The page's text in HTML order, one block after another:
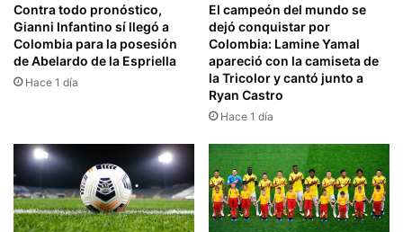
Contra todo pronóstico,
Gianni Infantino sí llegó a
Colombia para la posesión
de Abelardo de la Espriella
Hace 1 día
El campeón del mundo se
dejó conquistar por
Colombia: Lamine Yamal
apareció con la camiseta de
la Tricolor y cantó junto a
Ryan Castro
Hace 1 día